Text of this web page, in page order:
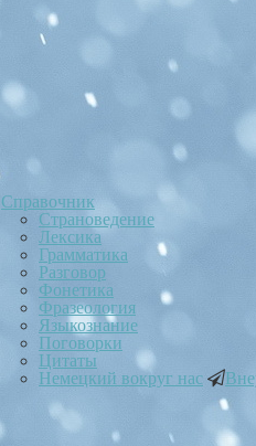
Справочник
Страноведение
Лексика
Грамматика
Разговор
Фонетика
Фразеология
Языкознание
Поговорки
Цитаты
Немецкий вокруг нас